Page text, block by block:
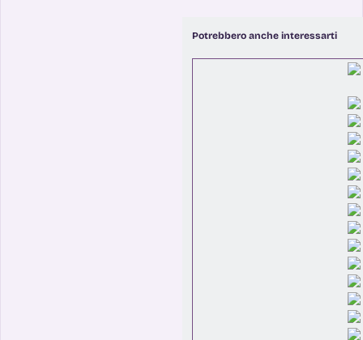
Potrebbero anche interessarti